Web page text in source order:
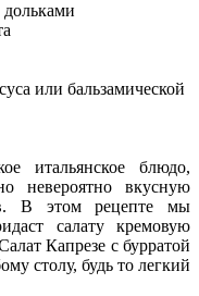
или бальзамической
итальянское блюдо,
невероятно вкусную
В этом рецепте мы
салату кремовую
Капрезе с бурратой
столу, будь то легкий